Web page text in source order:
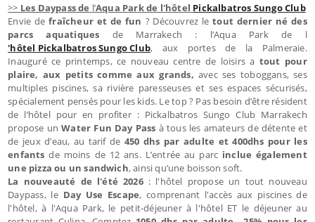
>> Les Daypass de l’Aqua Park de l'hôtel Pickalbatros Sungo Club
Envie defraîcheur et de fun ? Découvrez letout dernier né des
parcs aquatiques de Marrakech : l’Aqua Park de l
'hôtel Pickalbatros Sungo Club, aux portes de la Palmeraie.
Inauguré ce printemps, ce nouveau centre de loisirs a tout pour
plaire, aux petits comme aux grands, avec ses toboggans, ses
multiples piscines, sa rivière paresseuses et ses espaces sécurisés,
spécialement pensés pour les kids. Le top ? Pas besoin d’être résident
de l’hôtel pour en profiter : Pickalbatros Sungo Club Marrakech
propose unWater Fun Day Pass à tous les amateurs de détente et
de jeux d’eau, au tarif de 450 dhs par adulte et 400dhs pour les
enfants de moins de 12 ans. L’entrée au parc inclue également
une pizza ou un sandwich, ainsi qu’une boisson soft.
La nouveauté de l'été 2026 : l'hôtel propose un tout nouveau
Daypass, le Day Use Escape, comprenant l'accès aux piscines de
l'hôtel, à l'Aqua Park, le petit-déjeuner à l'hôtel ET le déjeuner au